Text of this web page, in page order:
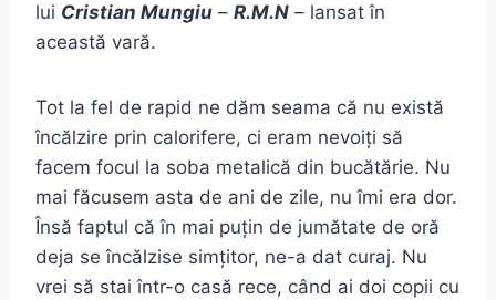
lui Cristian Mungiu – R.M.N – lansat în
această vară.
Tot la fel de rapid ne dăm seama că nu există
încălzire prin calorifere, ci eram nevoiți să
facem focul la soba metalică din bucătărie. Nu
mai făcusem asta de ani de zile, nu îmi era dor.
Însă faptul că în mai puțin de jumătate de oră
deja se încălzise simțitor, ne-a dat curaj. Nu
vrei să stai într-o casă rece, când ai doi copii cu